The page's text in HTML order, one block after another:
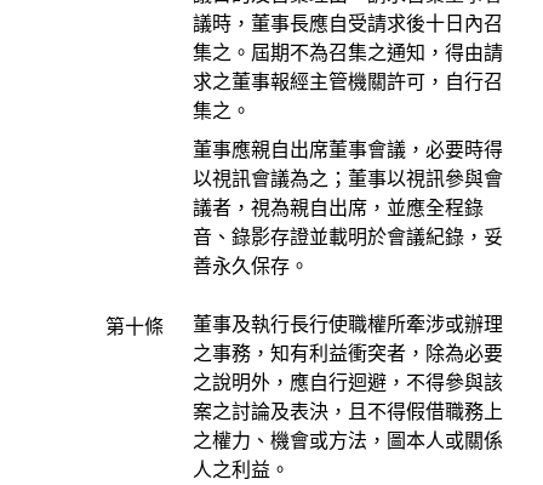
議時，董事長應自受請求後十日內召
集之。屆期不為召集之通知，得由請
求之董事報經主管機關許可，自行召
集之。
董事應親自出席董事會議，必要時得
以視訊會議為之；董事以視訊參與會
議者，視為親自出席，並應全程錄
音、錄影存證並載明於會議紀錄，妥
善永久保存。
第十條
董事及執行長行使職權所牽涉或辦理
之事務，知有利益衝突者，除為必要
之說明外，應自行迴避，不得參與該
案之討論及表決，且不得假借職務上
之權力、機會或方法，圖本人或關係
人之利益。